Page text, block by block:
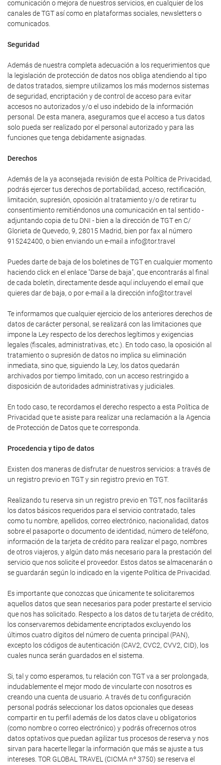
comunicación o mejora de nuestros servicios, en cualquier de los
canales de TGT así como en plataformas sociales, newsletters o
comunicados.
Seguridad
Además de nuestra completa adecuación a los requerimientos que
la legislación de protección de datos nos obliga atendiendo al tipo
de datos tratados, siempre utilizamos los más modernos sistemas
de seguridad, encriptación y de control de acceso para evitar
accesos no autorizados y/o el uso indebido de la información
personal. De esta manera, aseguramos que el acceso a tus datos
solo pueda ser realizado por el personal autorizado y para las
funciones que tenga debidamente asignadas.
Derechos
Además de la ya aconsejada revisión de esta Política de Privacidad,
podrás ejercer tus derechos de portabilidad, acceso, rectificación,
limitación, supresión, oposición al tratamiento y/o de retirar tu
consentimiento remitiéndonos una comunicación en tal sentido -
adjuntando copia de tu DNI - bien a la dirección de TGT en C/
Glorieta de Quevedo, 9, 28015 Madrid, bien por fax al número
915242400, o bien enviando un e-mail a info@tor.travel
Puedes darte de baja de los boletines de TGT en cualquier momento
haciendo click en el enlace "Darse de baja", que encontrarás al final
de cada boletín, directamente desde aquí incluyendo el email que
quieres dar de baja, o por e-mail a la dirección info@tor.travel
Te informamos que cualquier ejercicio de los anteriores derechos de
datos de carácter personal, se realizará con las limitaciones que
impone la Ley respecto de los derechos legítimos y exigencias
legales (fiscales, administrativas, etc.). En todo caso, la oposición al
tratamiento o supresión de datos no implica su eliminación
inmediata, sino que, siguiendo la Ley, los datos quedarán
archivados por tiempo limitado, con un acceso restringido a
disposición de autoridades administrativas y judiciales.
En todo caso, te recordamos el derecho respecto a esta Política de
Privacidad que te asiste para realizar una reclamación a la Agencia
de Protección de Datos que te corresponda.
Procedencia y tipo de datos
Existen dos maneras de disfrutar de nuestros servicios: a través de
un registro previo en TGT y sin registro previo en TGT.
Realizando tu reserva sin un registro previo en TGT, nos facilitarás
los datos básicos requeridos para el servicio contratado, tales
como tu nombre, apellidos, correo electrónico, nacionalidad, datos
sobre el pasaporte o documento de identidad, número de teléfono,
información de la tarjeta de crédito para realizar el pago, nombres
de otros viajeros, y algún dato más necesario para la prestación del
servicio que nos solicite el proveedor. Estos datos se almacenarán o
se guardarán según lo indicado en la vigente Política de Privacidad.
Es importante que conozcas que únicamente te solicitaremos
aquellos datos que sean necesarios para poder prestarte el servicio
que nos has solicitado. Respecto a los datos de tu tarjeta de crédito,
los conservaremos debidamente encriptados excluyendo los
últimos cuatro dígitos del número de cuenta principal (PAN),
excepto los códigos de autenticación (CAV2, CVC2, CVV2, CID), los
cuales nunca serán guardados en el sistema.
Si, tal y como esperamos, tu relación con TGT va a ser prolongada,
indudablemente el mejor modo de vincularte con nosotros es
creando una cuenta de usuario. A través de tu configuración
personal podrás seleccionar los datos opcionales que deseas
compartir en tu perfil además de los datos clave u obligatorios
(como nombre o correo electrónico) y podrás ofrecernos otros
datos optativos que puedan agilizar tus procesos de reserva y nos
sirvan para hacerte llegar la información que más se ajuste a tus
intereses. TOR GLOBAL TRAVEL (CICMA nº 3750) se reserva el